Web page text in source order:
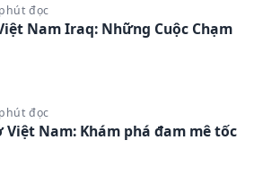
đọc
Nam Iraq: Những Cuộc Chạm
đọc
Nam: Khám phá đam mê tốc